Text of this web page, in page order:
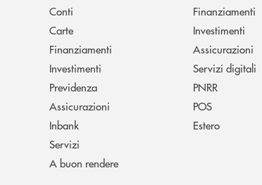
Conti
Carte
Finanziamenti
Investimenti
Previdenza
Assicurazioni
Inbank
Servizi
A buon rendere
Finanziamenti
Investimenti
Assicurazioni
Servizi digitali
PNRR
POS
Estero